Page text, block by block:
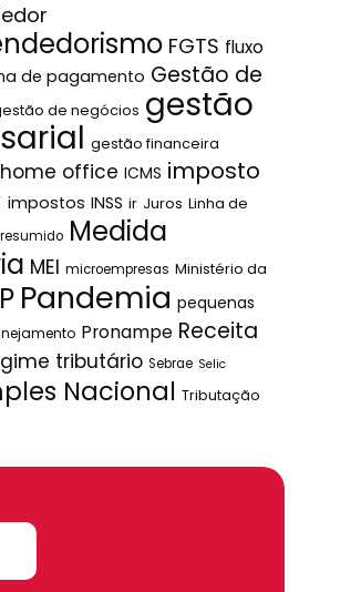
FGTS fluxo
de pagamento Gestão de
de negócios gestão
gestão financeira
home office ICMS imposto
impostos INSS ir Juros Linha de
Medida
MEI microempresas Ministério da
Pandemia pequenas
Pronampe Receita
tributário Sebrae Selic
Nacional Tributação